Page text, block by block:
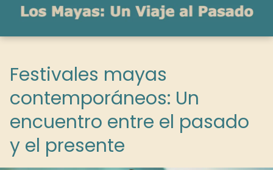
Festivales mayas
contemporáneos: Un
encuentro entre el pasado
y el presente